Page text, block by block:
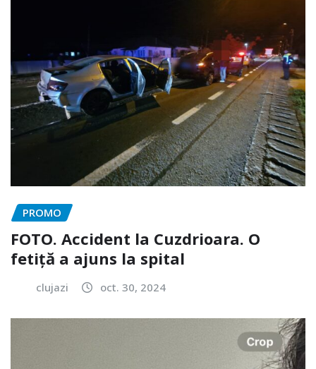
PROMO
FOTO. Accident la Cuzdrioara. O
fetiță a ajuns la spital
clujazi oct. 30, 2024